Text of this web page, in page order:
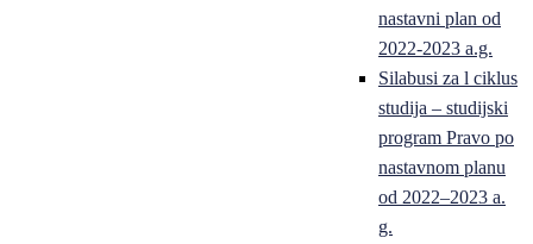
nastavni plan od
2022-2023 a.g.
Silabusi za l ciklus
studija – studijski
program Pravo po
nastavnom planu
od 2022–2023 a.
g.